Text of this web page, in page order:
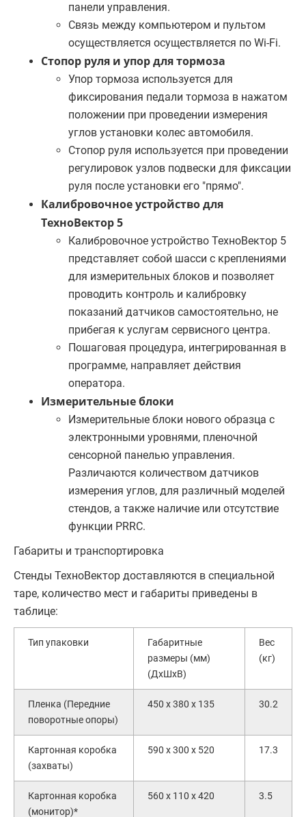
панели управления.
Связь между компьютером и пультом
осуществляется осуществляется по Wi-Fi.
Стопор руля и упор для тормоза
Упор тормоза используется для
фиксирования педали тормоза в нажатом
положении при проведении измерения
углов установки колес автомобиля.
Стопор руля используется при проведении
регулировок узлов подвески для фиксации
руля после установки его "прямо".
Калибровочное устройство для
ТехноВектор 5
Калибровочное устройство ТехноВектор 5
представляет собой шасси с креплениями
для измерительных блоков и позволяет
проводить контроль и калибровку
показаний датчиков самостоятельно, не
прибегая к услугам сервисного центра.
Пошаговая процедура, интегрированная в
программе, направляет действия
оператора.
Измерительные блоки
Измерительные блоки нового образца с
электронными уровнями, пленочной
сенсорной панелью управления.
Различаются количеством датчиков
измерения углов, для различный моделей
стендов, а также наличие или отсутствие
функции PRRC.
Габариты и транспортировка
Стенды ТехноВектор доставляются в специальной
таре, количество мест и габариты приведены в
таблице:
Тип упаковки
Габаритные
размеры (мм)
(ДхШхВ)
Вес
(кг)
Пленка (Передние
поворотные опоры)
450 x 380 x 135 30.2
Картонная коробка
(захваты)
590 x 300 x 520 17.3
Картонная коробка
(монитор)*
560 x 110 x 420 3.5